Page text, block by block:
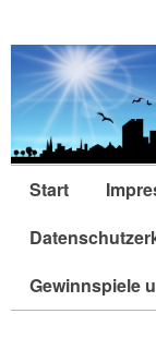
Start
Gewinnspiele